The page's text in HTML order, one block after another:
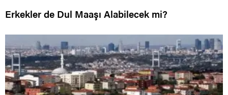
Erkekler de Dul Maaşı Alabilecek mi?